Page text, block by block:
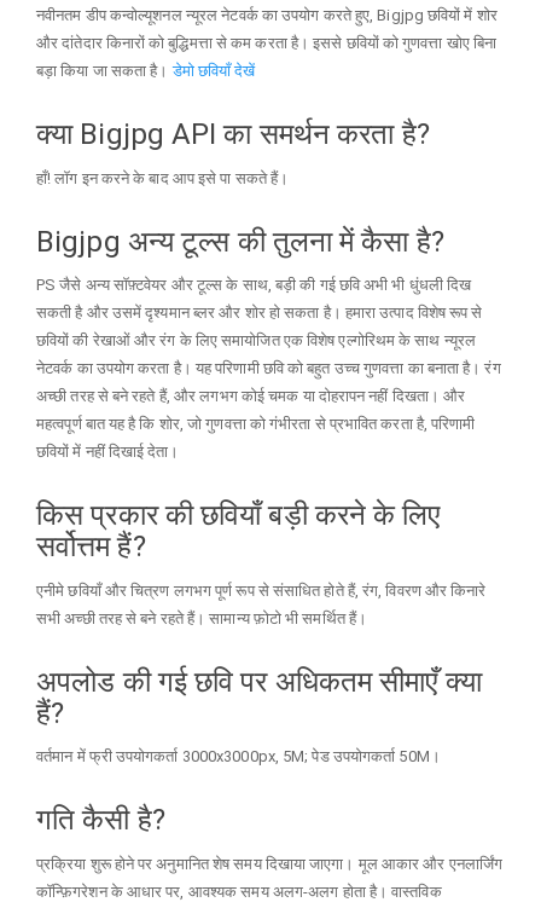
नवीनतम डीप कन्वोल्यूशनल न्यूरल नेटवर्क का उपयोग करते हुए, Bigjpg छवियों में शोर
और दांतेदार किनारों को बुद्धिमत्ता से कम करता है। इससे छवियों को गुणवत्ता खोए बिना
बड़ा किया जा सकता है।डेमो छवियाँ देखें
क्या Bigjpg API का समर्थन करता है?
हाँ! लॉग इन करने के बाद आप इसे पा सकते हैं।
Bigjpg अन्य टूल्स की तुलना में कैसा है?
PS जैसे अन्य सॉफ़्टवेयर और टूल्स के साथ, बड़ी की गई छवि अभी भी धुंधली दिख
सकती है और उसमें दृश्यमान ब्लर और शोर हो सकता है। हमारा उत्पाद विशेष रूप से
छवियों की रेखाओं और रंग के लिए समायोजित एक विशेष एल्गोरिथम के साथ न्यूरल
नेटवर्क का उपयोग करता है। यह परिणामी छवि को बहुत उच्च गुणवत्ता का बनाता है। रंग
अच्छी तरह से बने रहते हैं, और लगभग कोई चमक या दोहरापन नहीं दिखता। और
महत्वपूर्ण बात यह है कि शोर, जो गुणवत्ता को गंभीरता से प्रभावित करता है, परिणामी
छवियों में नहीं दिखाई देता।
किस प्रकार की छवियाँ बड़ी करने के लिए
सर्वोत्तम हैं?
एनीमे छवियाँ और चित्रण लगभग पूर्ण रूप से संसाधित होते हैं, रंग, विवरण और किनारे
सभी अच्छी तरह से बने रहते हैं। सामान्य फ़ोटो भी समर्थित हैं।
अपलोड की गई छवि पर अधिकतम सीमाएँ क्या
हैं?
वर्तमान में फ्री उपयोगकर्ता 3000x3000px, 5M; पेड उपयोगकर्ता 50M।
गति कैसी है?
प्रक्रिया शुरू होने पर अनुमानित शेष समय दिखाया जाएगा। मूल आकार और एनलार्जिंग
कॉन्फ़िगरेशन के आधार पर, आवश्यक समय अलग-अलग होता है। वास्तविक